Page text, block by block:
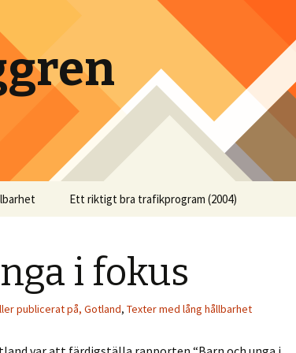
Ett riktigt bra trafikprogram (2004)
i fokus
publicerat på, Gotland, Texter med lång hållbarhet